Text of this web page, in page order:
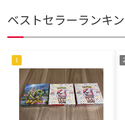
ベストセラーランキ